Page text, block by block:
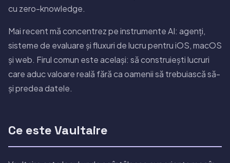
cu zero-knowledge.
Mai recent mă concentrez pe instrumente AI: agenți,
sisteme de evaluare și fluxuri de lucru pentru iOS, macOS
și web. Firul comun este același: să construiești lucruri
care aduc valoare reală fără ca oamenii să trebuiască să-
și predea datele.
Ce este Vaultaire